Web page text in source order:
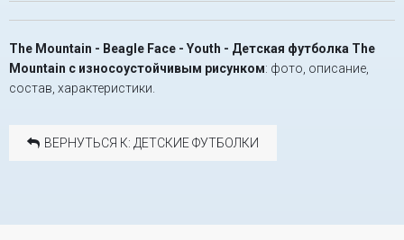
The Mountain - Beagle Face - Youth - Детская футболка The
Mountain с износоустойчивым рисунком: фото, описание,
состав, характеристики.
ВЕРНУТЬСЯ К: ДЕТСКИЕ ФУТБОЛКИ